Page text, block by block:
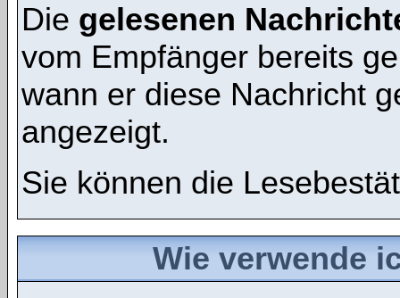
Die gelesenen
vom Empfänger bereits
wann er diese Nachricht
angezeigt.
Sie können die
Wie verwende